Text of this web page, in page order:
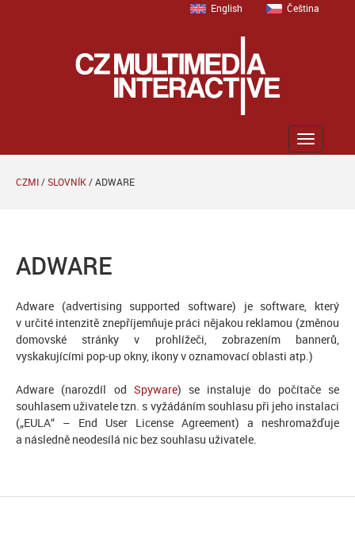
English Čeština
Zobrazit
menu
CZMI/SLOVNÍK/ADWARE
ADWARE
Adware (advertising supported software) je software, který
v určité intenzitě znepříjemňuje práci nějakou reklamou (změnou
domovské stránky v prohlížeči, zobrazením bannerů,
vyskakujícími pop-up okny, ikony v oznamovací oblasti atp.)
Adware (narozdíl od Spyware) se instaluje do počítače se
souhlasem uživatele tzn. s vyžádáním souhlasu při jeho instalaci
(„EULA“ – End User License Agreement) a neshromažďuje
a následně neodesílá nic bez souhlasu uživatele.